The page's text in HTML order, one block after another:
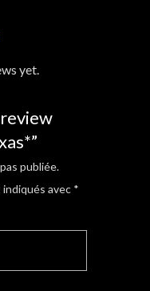
yet.
publiée.
avec *